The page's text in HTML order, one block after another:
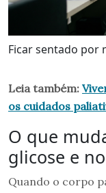
Ficar sentado por
Leia também:
os cuidados
O que
glicose e
Quando o corpo